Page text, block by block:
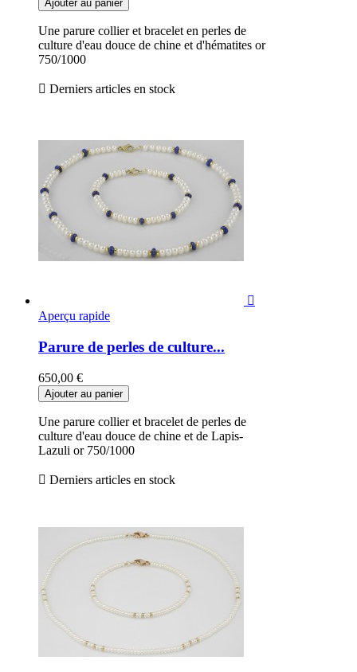
Ajouter au panier
Une parure collier et bracelet en perles de
culture d'eau douce de chine et d'hématites or
750/1000
 Derniers articles en stock

Aperçu rapide
Parure de perles de culture...
650,00 €
Ajouter au panier
Une parure collier et bracelet de perles de
culture d'eau douce de chine et de Lapis-
Lazuli or 750/1000
 Derniers articles en stock